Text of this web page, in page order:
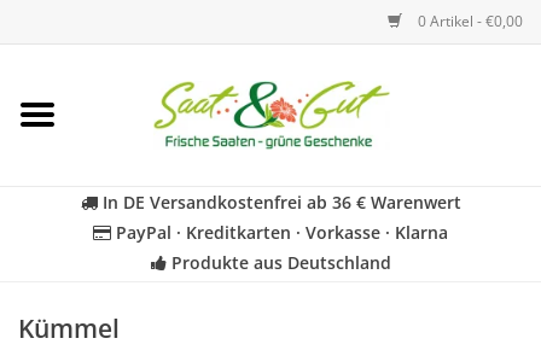
0 Artikel - €0,00
Startseite
Kräuter
In DE Versandkostenfrei ab 36 € Warenwert
PayPal · Kreditkarten · Vorkasse · Klarna
Produkte aus Deutschland
Kümmel